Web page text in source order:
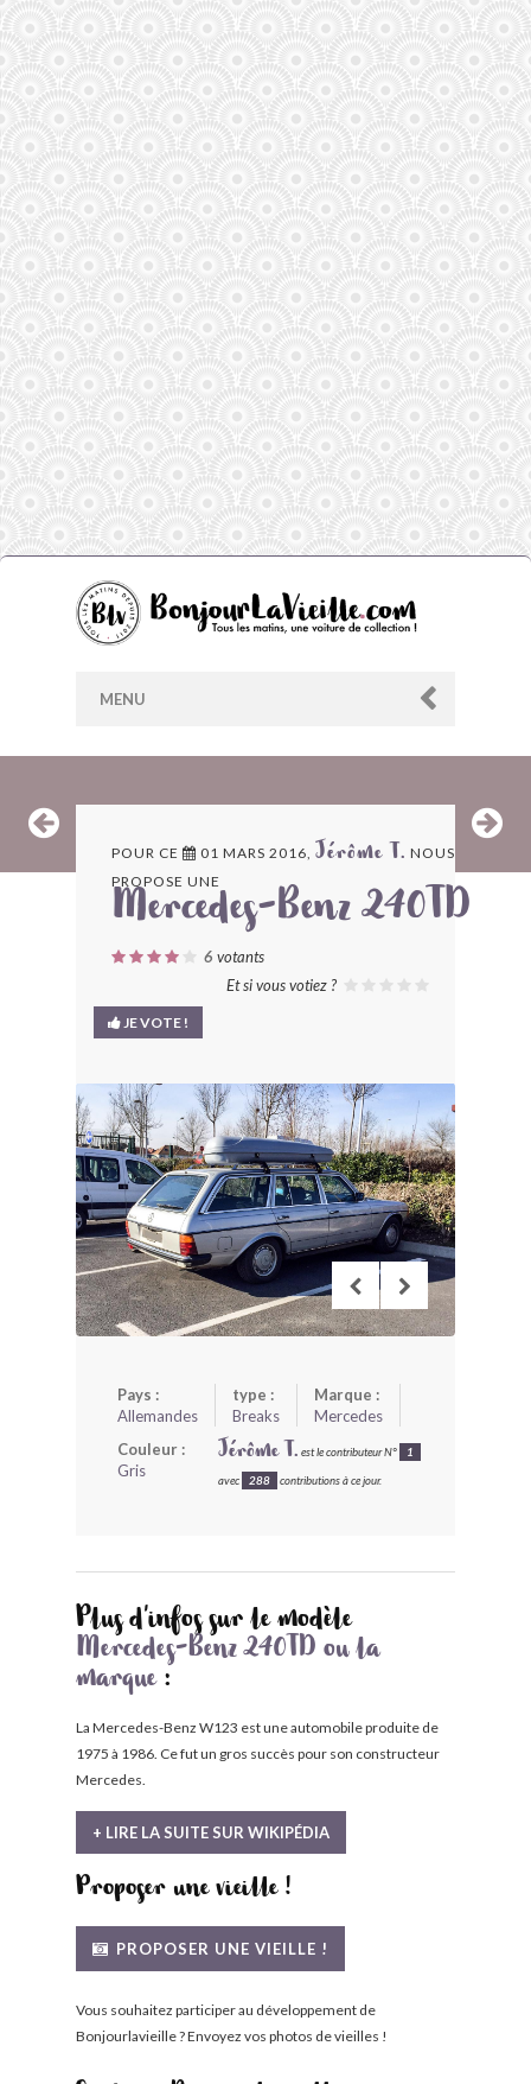
MENU
ARCHIVES
LES CONTRIBUTEURS
LE BLOG
BONJOURLAVIEILLE ?
MODÈLES ET MARQUES
COMMENT FONCTIONNE BLV ?
POUR CE 01 MARS 2016, Jérôme T. NOUS
PROPOSE UNE
Mercedes-Benz 240TD
6 votants
Et si vous votiez ?
JE VOTE !
Pays :
Allemandes
type :
Breaks
Marque :
Mercedes
Couleur :
Gris
Jérôme T. est le contributeur N° 1
avec 288 contributions à ce jour.
Plus d'infos sur le modèle
Mercedes-Benz 240TD ou la
marque:
La Mercedes-Benz W123 est une automobile produite de
1975 à 1986. Ce fut un gros succès pour son constructeur
Mercedes.
+ LIRE LA SUITE SUR WIKIPÉDIA
Proposer une vieille !
PROPOSER UNE VIEILLE !
Vous souhaitez participer au développement de
Bonjourlavieille ? Envoyez vos photos de vieilles !